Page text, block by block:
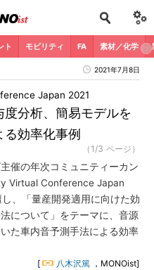
ト モビリティ FA 素材／化学
2021年7月8日
分析、簡易モデルを
効率化事例
Japan 2021
（1/3 ページ）
催の年次コミュニティーカン
Virtual Conference Japan
、「量産開発適用に向けた効
について」をテーマに、音源
た車内音予測手法による効率
[ 八木沢篤 ，MONOist]